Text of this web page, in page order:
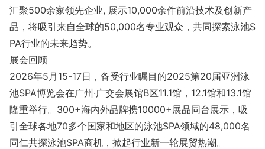
汇聚500余家领先企业, 展示10,000余件前沿技术及创新产
品，将吸引来自全球的50,000名专业观众，共同探索泳池S
PA行业的未来趋势。
展会回顾
2026年5月15-17日，备受行业瞩目的2025第20届亚洲泳
池SPA博览会在广州·广交会展馆B区11.1馆，12.1馆和13.1馆
隆重举行。300+海内外品牌携10000+展品同台展示，吸
引全球各地70多个国家和地区的泳池SPA领域的48,000名
同仁共探泳池SPA商机，掀起行业新一轮展贸热潮。